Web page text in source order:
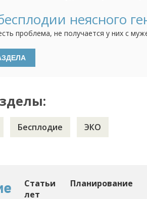
я в раздумьях, стоит
выпить много гормональных
неясного
проблема, не получается у них с
оба здоровы, совместимость
в такой ситуации делать эко, или еще
Бесплодие ЭКО
Статьи
Планирование
лет